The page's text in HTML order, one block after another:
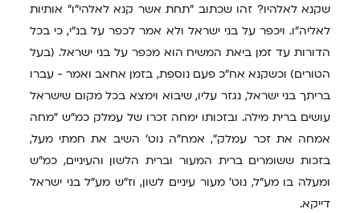
שקנא לאלהיו? זהו שכתוב "תחת אשר קנא לאלהי"ו" אותיות
לאליה"ו. ויכפר על בני ישראל ולא אמר לכפר על בנ"י, כי בכל
הדורות עד זמן ביאת המשיח הוא מכפר על בני ישראל. (בעל
הטורים) וכשקנא אח"כ פעם נוספת, בזמן אחאב ואמר - עברו
בריתך בני ישראל, נגזר עליו, שיבוא וימצא בכל מקום שישראל
עושים ברית מילה. ובזכותו ימחה זכרו של עמלק כמ"ש "מחה
אמחה את זכר עמלק", אמח"ה נוט' השיב את חמתי מעל,
בזכות ששומרים ברית המעור וברית הלשון והעיניים, כמ"ש
ומעלה בו מע"ל, נוט' מעור עיניים לשון, וז"ש מע"ל בני ישראל
דייקא.